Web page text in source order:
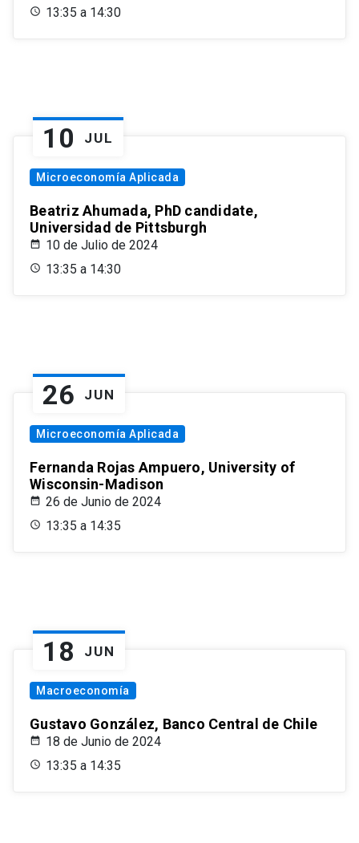
13:35 a 14:30
10 JUL
Microeconomía Aplicada
Beatriz Ahumada, PhD candidate,
Universidad de Pittsburgh
10 de Julio de 2024
13:35 a 14:30
26 JUN
Microeconomía Aplicada
Fernanda Rojas Ampuero, University of
Wisconsin-Madison
26 de Junio de 2024
13:35 a 14:35
18 JUN
Macroeconomía
Gustavo González, Banco Central de Chile
18 de Junio de 2024
13:35 a 14:35